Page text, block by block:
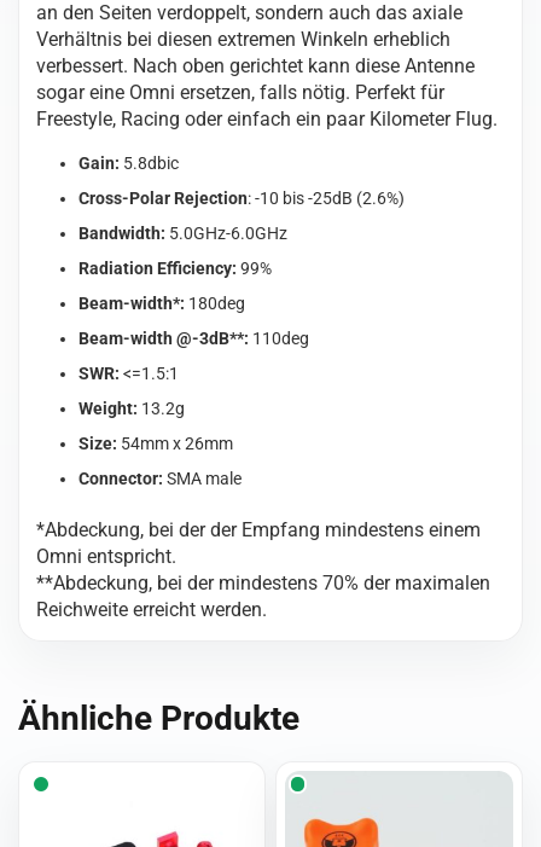
an den Seiten verdoppelt, sondern auch das axiale
Verhältnis bei diesen extremen Winkeln erheblich
verbessert. Nach oben gerichtet kann diese Antenne
sogar eine Omni ersetzen, falls nötig. Perfekt für
Freestyle, Racing oder einfach ein paar Kilometer Flug.
Gain: 5.8dbic
Cross-Polar Rejection: -10 bis -25dB (2.6%)
Bandwidth: 5.0GHz-6.0GHz
Radiation Efficiency: 99%
Beam-width*: 180deg
Beam-width @-3dB**: 110deg
SWR: <=1.5:1
Weight: 13.2g
Size: 54mm x 26mm
Connector: SMA male
*Abdeckung, bei der der Empfang mindestens einem
Omni entspricht.
**Abdeckung, bei der mindestens 70% der maximalen
Reichweite erreicht werden.
Ähnliche Produkte